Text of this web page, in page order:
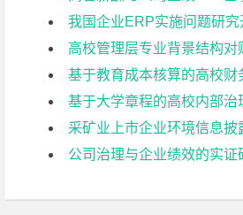
我国企业ERP实施问题研究
高校管理层专业背景结构对财务绩
基于教育成本核算的高校财务
基于大学章程的高校内部治
采矿业上市企业环境信息披露
公司治理与企业绩效的实证研究——来自电器机械及器